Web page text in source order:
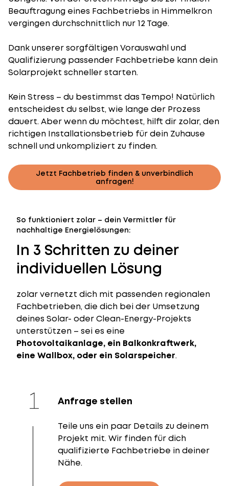
Beauftragung eines Fachbetriebs in Himmelkron
vergingen durchschnittlich nur 12 Tage.
Dank unserer sorgfältigen Vorauswahl und
Qualifizierung passender Fachbetriebe kann dein
Solarprojekt schneller starten.
Kein Stress – du bestimmst das Tempo! Natürlich
entscheidest du selbst, wie lange der Prozess
dauert. Aber wenn du möchtest, hilft dir zolar, den
richtigen Installationsbetrieb für dein Zuhause
schnell und unkompliziert zu finden.
Jetzt Fachbetrieb finden & unverbindlich
anfragen!
So funktioniert zolar – dein Vermittler für
nachhaltige Energielösungen:
In 3 Schritten zu deiner
individuellen Lösung
zolar vernetzt dich mit passenden regionalen
Fachbetrieben, die dich bei der Umsetzung
deines Solar- oder Clean-Energy-Projekts
unterstützen – sei es eine
Photovoltaikanlage, ein Balkonkraftwerk,
eine Wallbox, oder ein Solarspeicher.
Anfrage stellen
Teile uns ein paar Details zu deinem
Projekt mit. Wir finden für dich
qualifizierte Fachbetriebe in deiner
Nähe.